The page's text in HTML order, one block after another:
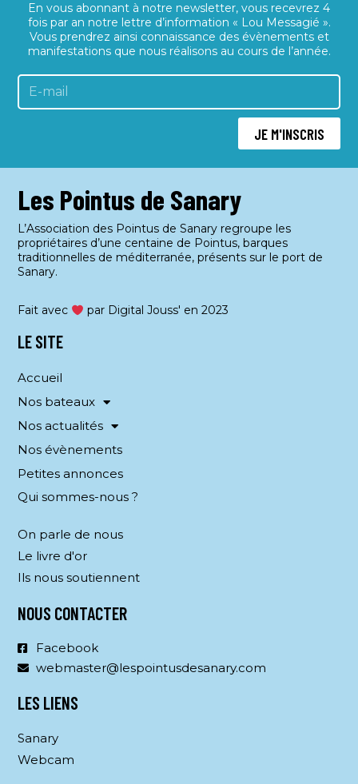
En vous abonnant à notre newsletter, vous recevrez 4
fois par an notre lettre d’information « Lou Messagié ».
Vous prendrez ainsi connaissance des évènements et
manifestations que nous réalisons au cours de l’année.
JE M'INSCRIS
Les Pointus de Sanary
L’Association des Pointus de Sanary regroupe les
propriétaires d’une centaine de Pointus, barques
traditionnelles de méditerranée, présents sur le port de
Sanary.
Fait avec par Digital Jouss' en 2023
LE SITE
Accueil
Nos bateaux
Nos actualités
Nos évènements
Petites annonces
Qui sommes-nous ?
On parle de nous
Le livre d'or
Ils nous soutiennent
NOUS CONTACTER
Facebook
webmaster@lespointusdesanary.com
LES LIENS
Sanary
Webcam